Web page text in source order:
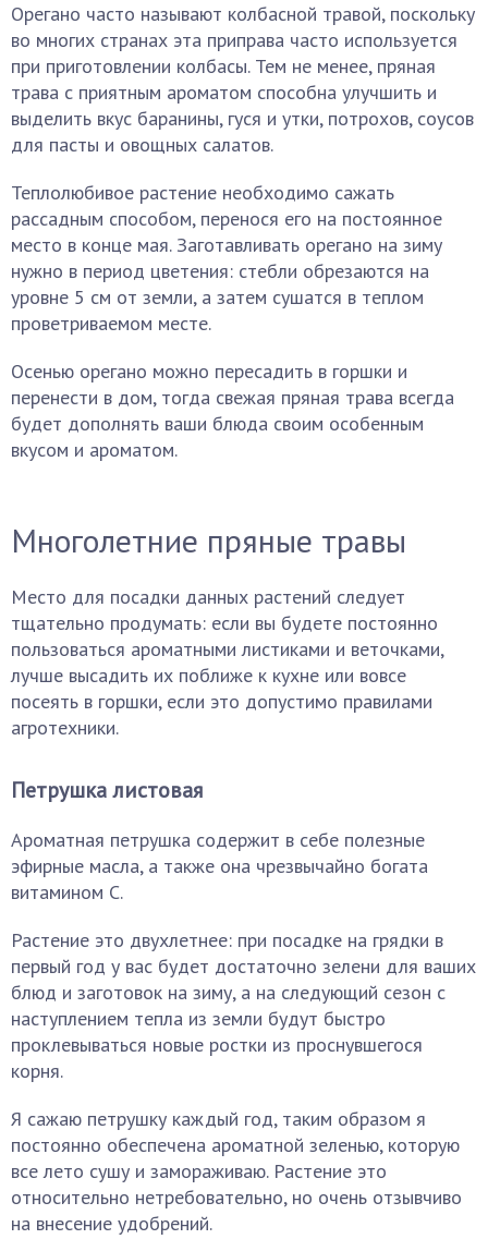
Орегано часто называют колбасной травой, поскольку
во многих странах эта приправа часто используется
при приготовлении колбасы. Тем не менее, пряная
трава с приятным ароматом способна улучшить и
выделить вкус баранины, гуся и утки, потрохов, соусов
для пасты и овощных салатов.
Теплолюбивое растение необходимо сажать
рассадным способом, перенося его на постоянное
место в конце мая. Заготавливать орегано на зиму
нужно в период цветения: стебли обрезаются на
уровне 5 см от земли, а затем сушатся в теплом
проветриваемом месте.
Осенью орегано можно пересадить в горшки и
перенести в дом, тогда свежая пряная трава всегда
будет дополнять ваши блюда своим особенным
вкусом и ароматом.
Многолетние пряные травы
Место для посадки данных растений следует
тщательно продумать: если вы будете постоянно
пользоваться ароматными листиками и веточками,
лучше высадить их поближе к кухне или вовсе
посеять в горшки, если это допустимо правилами
агротехники.
Петрушка листовая
Ароматная петрушка содержит в себе полезные
эфирные масла, а также она чрезвычайно богата
витамином С.
Растение это двухлетнее: при посадке на грядки в
первый год у вас будет достаточно зелени для ваших
блюд и заготовок на зиму, а на следующий сезон с
наступлением тепла из земли будут быстро
проклевываться новые ростки из проснувшегося
корня.
Я сажаю петрушку каждый год, таким образом я
постоянно обеспечена ароматной зеленью, которую
все лето сушу и замораживаю. Растение это
относительно нетребовательно, но очень отзывчиво
на внесение удобрений.